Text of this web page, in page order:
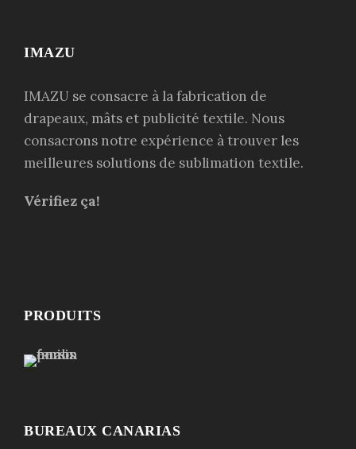
IMAZU
IMAZU se consacre à la fabrication de
drapeaux, mâts et publicité textile. Nous
consacrons notre expérience à trouver les
meilleures solutions de sublimation textile.
Vérifiez ça!
PRODUITS
BUREAUX CANARIAS